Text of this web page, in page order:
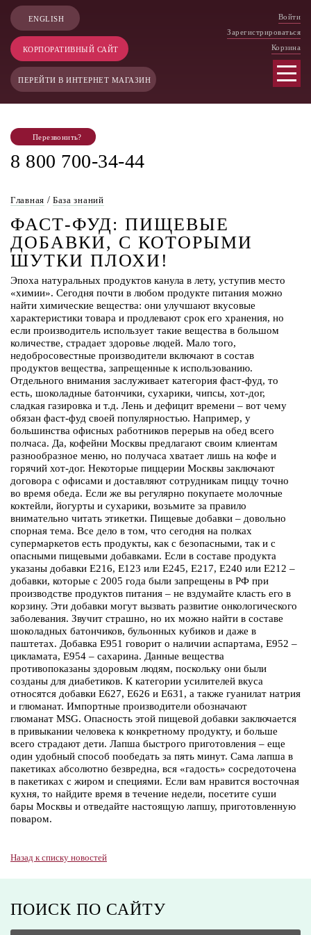
ENGLISH
КОРПОРАТИВНЫЙ САЙТ
ПЕРЕЙТИ В ИНТЕРНЕТ МАГАЗИН
Войти
Зарегистрироваться
Корзина
Перезвонить?
8 800 700-34-44
Главная / База знаний
ФАСТ-ФУД: ПИЩЕВЫЕ
ДОБАВКИ, С КОТОРЫМИ
ШУТКИ ПЛОХИ!
Эпоха натуральных продуктов канула в лету, уступив место
«химии». Сегодня почти в любом продукте питания можно
найти химические вещества: они улучшают вкусовые
характеристики товара и продлевают срок его хранения, но
если производитель использует такие вещества в большом
количестве, страдает здоровье людей. Мало того,
недобросовестные производители включают в состав
продуктов вещества, запрещенные к использованию.
Отдельного внимания заслуживает категория фаст-фуд, то
есть, шоколадные батончики, сухарики, чипсы, хот-дог,
сладкая газировка и т.д. Лень и дефицит времени – вот чему
обязан фаст-фуд своей популярностью. Например, у
большинства офисных работников перерыв на обед всего
полчаса. Да, кофейни Москвы предлагают своим клиентам
разнообразное меню, но получаса хватает лишь на кофе и
горячий хот-дог. Некоторые пиццерии Москвы заключают
договора с офисами и доставляют сотрудникам пиццу точно
во время обеда. Если же вы регулярно покупаете молочные
коктейли, йогурты и сухарики, возьмите за правило
внимательно читать этикетки. Пищевые добавки – довольно
спорная тема. Все дело в том, что сегодня на полках
супермаркетов есть продукты, как с безопасными, так и с
опасными пищевыми добавками. Если в составе продукта
указаны добавки Е216, Е123 или Е245, Е217, Е240 или Е212 –
добавки, которые с 2005 года были запрещены в РФ при
производстве продуктов питания – не вздумайте класть его в
корзину. Эти добавки могут вызвать развитие онкологического
заболевания. Звучит страшно, но их можно найти в составе
шоколадных батончиков, бульонных кубиков и даже в
паштетах. Добавка Е951 говорит о наличии аспартама, Е952 –
цикламата, Е954 – сахарина. Данные вещества
противопоказаны здоровым людям, поскольку они были
созданы для диабетиков. К категории усилителей вкуса
относятся добавки Е627, Е626 и Е631, а также гуанилат натрия
и глюманат. Импортные производители обозначают
глюманат MSG. Опасность этой пищевой добавки заключается
в привыкании человека к конкретному продукту, и больше
всего страдают дети. Лапша быстрого приготовления – еще
один удобный способ пообедать за пять минут. Сама лапша в
пакетиках абсолютно безвредна, вся «гадость» сосредоточена
в пакетиках с жиром и специями. Если вам нравится восточная
кухня, то найдите время в течение недели, посетите суши
бары Москвы и отведайте настоящую лапшу, приготовленную
поваром.
Назад к списку новостей
ПОИСК ПО САЙТУ